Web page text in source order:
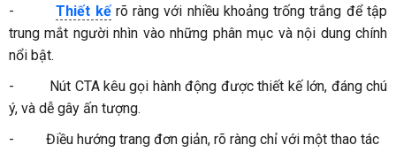
-Thiết kếrõ ràng với nhiều khoảng trống trắng để tập
trung mắt người nhìn vào những phân mục và nội dung chính
nổi bật.
- Nút CTA kêu gọi hành động được thiết kế lớn, đáng chú
ý, và dễ gây ấn tượng.
- Điều hướng trang đơn giản, rõ ràng chỉ với một thao tác